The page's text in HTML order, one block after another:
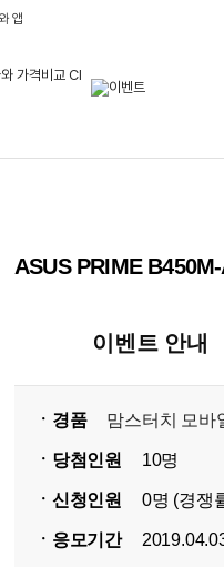
앱
K R2.0
PRO
ASUS PRIME
이벤트 안내
ㆍ경품 맘스터치 ㅤ모
ㆍ당첨인원 10명
ㆍ신청인원 0명 (경쟁
ㆍ응모기간